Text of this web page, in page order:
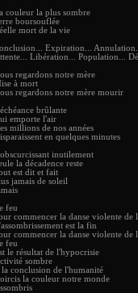
couleur la plus sombre
boursouflée
mort de la vie
Expiration...
Libération... Population...
regardons notre mère
à mort
regardons notre mère mourir
brûlante
emporte l'air
millions de nos années
en quelques minutes
inutilement
la décadence reste
est dit et fait
jamais de soleil
feu
commencer la danse violente de
est la fin
commencer la danse violente de
feu
le résultat de l'hypocrisie
sombre
la conclusion de l'humanité
la couleur notre monde